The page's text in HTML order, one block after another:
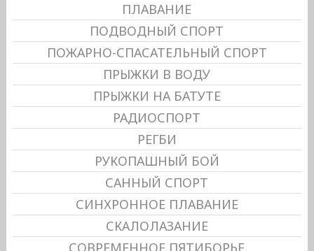
ПЛАВАНИЕ
ПОДВОДНЫЙ СПОРТ
ПОЖАРНО-СПАСАТЕЛЬНЫЙ СПОРТ
ПРЫЖКИ В ВОДУ
ПРЫЖКИ НА БАТУТЕ
РАДИОСПОРТ
РЕГБИ
РУКОПАШНЫЙ БОЙ
САННЫЙ СПОРТ
СИНХРОННОЕ ПЛАВАНИЕ
СКАЛОЛАЗАНИЕ